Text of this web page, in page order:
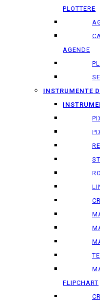
PLOTTERE
AGENDE
INSTRUMENTE
FLIPCHART